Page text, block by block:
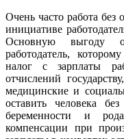
Очень часто работа без
инициативе
Основную выгоду
работодатель,
налог с зарплаты
отчислений
медицинские и
оставить человека
беременности и
компенсации при